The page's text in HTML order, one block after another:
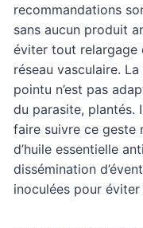
recommandations
sans aucun produit
éviter tout relargage
réseau vasculaire.
pointu n’est pas
du parasite, plantés.
faire suivre ce geste
d’huile essentielle
dissémination
inoculées pour